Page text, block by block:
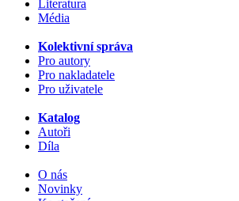
Literatura
Média
Kolektivní správa
Pro autory
Pro nakladatele
Pro uživatele
Katalog
Autoři
Díla
O nás
Novinky